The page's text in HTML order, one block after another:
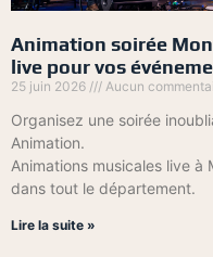
Animation soirée
live pour vos
25 juin 2026 Aucun
Organisez une soirée
Animation.
Animations musicales live à
dans tout le département.
Lire la suite »